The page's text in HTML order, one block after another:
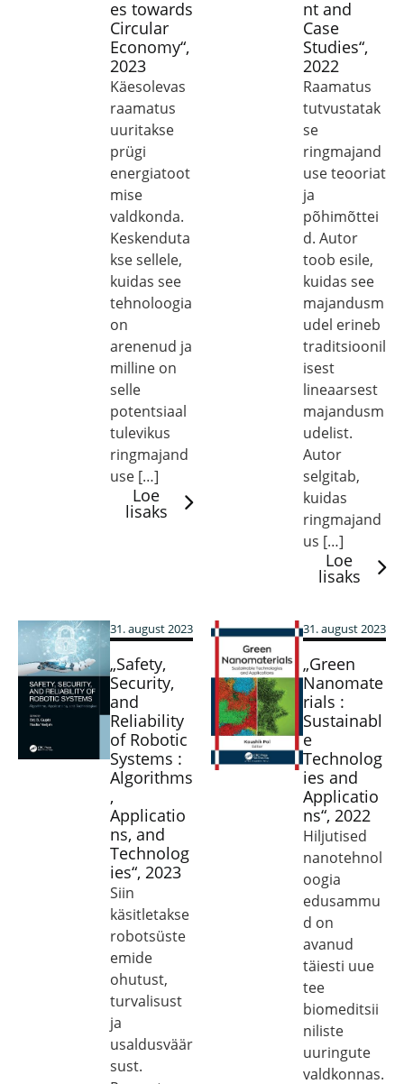
es towards
Circular
Economy“,
2023
Käesolevas
raamatus
uuritakse
prügi
energiatoot
mise
valdkonda.
Keskenduta
kse sellele,
kuidas see
tehnoloogia
on
arenenud ja
milline on
selle
potentsiaal
tulevikus
ringmajand
use […]
Loe
lisaks
nt and
Case
Studies“,
2022
Raamatus
tutvustatak
se
ringmajand
use teooriat
ja
põhimõttei
d. Autor
toob esile,
kuidas see
majandusm
udel erineb
traditsioonil
isest
lineaarsest
majandusm
udelist.
Autor
selgitab,
kuidas
ringmajand
us […]
Loe
lisaks
31. august 2023
„Safety,
Security,
and
Reliability
of Robotic
Systems :
Algorithms
,
Applicatio
ns, and
Technolog
ies“, 2023
Siin
käsitletakse
robotsüste
emide
ohutust,
turvalisust
ja
usaldusväär
sust.
31. august 2023
„Green
Nanomate
rials :
Sustainabl
e
Technolog
ies and
Applicatio
ns“, 2022
Hiljutised
nanotehnol
oogia
edusammu
d on
avanud
täiesti uue
tee
biomeditsii
niliste
uuringute
valdkonnas.